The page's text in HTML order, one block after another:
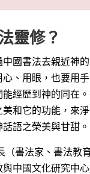
靈修？
國書法去親近神
心、用眼，也要用
能經歷到神的同在
和它的功能，來
語之榮美與甘甜。
（書法家、書法教
中國文化研究中